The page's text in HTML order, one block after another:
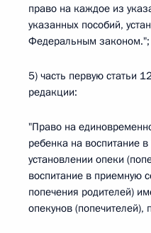
право на каждое из
указанных пособий,
Федеральным законом.";
5) часть первую статьи
редакции:
"Право на
ребенка на воспитание
установлении опеки
воспитание в приемную
попечения родителей)
опекунов (попечителей),